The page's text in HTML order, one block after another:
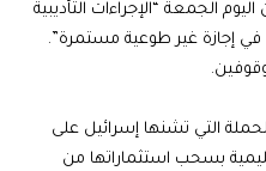
الجمعة “الإجراءات التأديبية
في إجازة غير طوعية مستمرة”.
التي تشنها إسرائيل على
بسحب استثماراتها من